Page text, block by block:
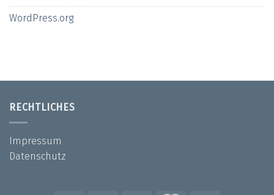
WordPress.org
RECHTLICHES
Impressum
Datenschutz